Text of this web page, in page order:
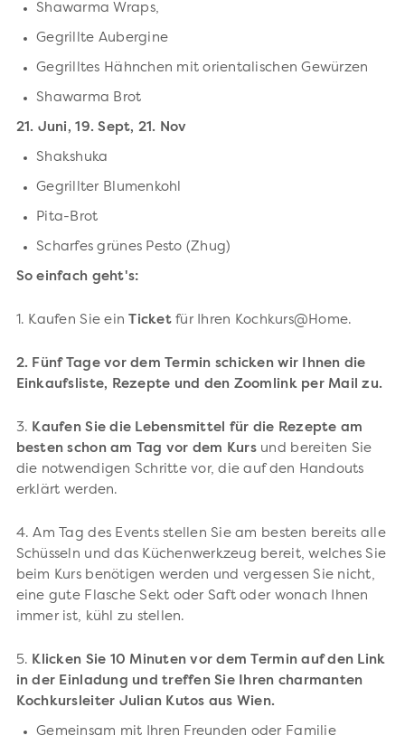
Shawarma Wraps,
Gegrillte Aubergine
Gegrilltes Hähnchen mit orientalischen Gewürzen
Shawarma Brot
21. Juni, 19. Sept, 21. Nov
Shakshuka
Gegrillter Blumenkohl
Pita-Brot
Scharfes grünes Pesto (Zhug)
So einfach geht's:
1. Kaufen Sie ein Ticketfür Ihren Kochkurs@Home.
2. Fünf Tage vor dem Termin schicken wir Ihnen die
Einkaufsliste, Rezepte und den Zoomlink per Mail zu.
3. Kaufen Sie die Lebensmittel für die Rezepte am
besten schon am Tag vor dem Kursund bereiten Sie
die notwendigen Schritte vor, die auf den Handouts
erklärt werden.
4. Am Tag des Events stellen Sie am besten bereits alle
Schüsseln und das Küchenwerkzeug bereit, welches Sie
beim Kurs benötigen werden und vergessen Sie nicht,
eine gute Flasche Sekt oder Saft oder wonach Ihnen
immer ist, kühl zu stellen.
5. Klicken Sie 10 Minuten vor dem Termin auf den Link
in der Einladung und treffen Sie Ihren charmanten
Kochkursleiter Julian Kutos aus Wien.
Gemeinsam mit Ihren Freunden oder Familie